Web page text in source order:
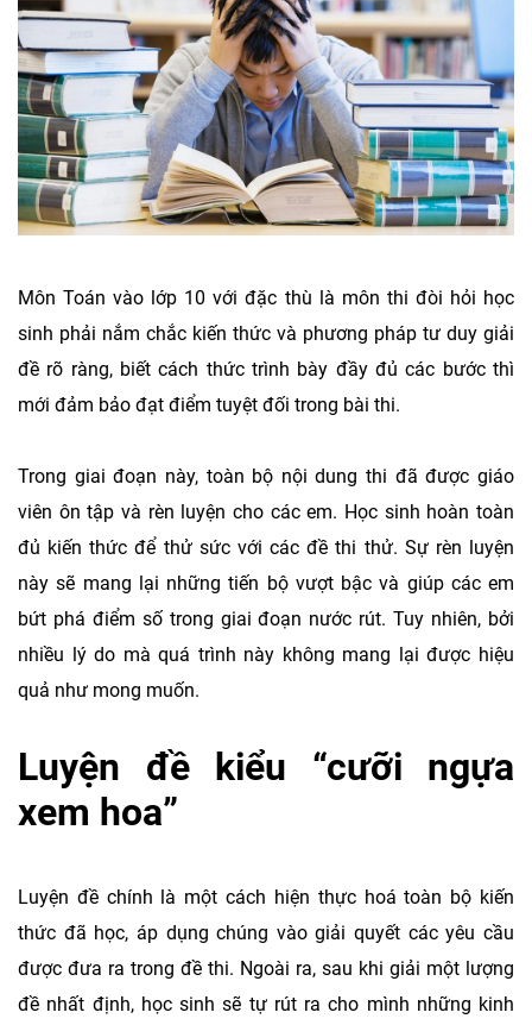
Môn Toán vào lớp 10 với đặc thù là môn thi đòi hỏi học
sinh phải nắm chắc kiến thức và phương pháp tư duy giải
đề rõ ràng, biết cách thức trình bày đầy đủ các bước thì
mới đảm bảo đạt điểm tuyệt đối trong bài thi.
Trong giai đoạn này, toàn bộ nội dung thi đã được giáo
viên ôn tập và rèn luyện cho các em. Học sinh hoàn toàn
đủ kiến thức để thử sức với các đề thi thử. Sự rèn luyện
này sẽ mang lại những tiến bộ vượt bậc và giúp các em
bứt phá điểm số trong giai đoạn nước rút. Tuy nhiên, bởi
nhiều lý do mà quá trình này không mang lại được hiệu
quả như mong muốn.
Luyện đề kiểu “cưỡi ngựa
xem hoa”
Luyện đề chính là một cách hiện thực hoá toàn bộ kiến
thức đã học, áp dụng chúng vào giải quyết các yêu cầu
được đưa ra trong đề thi. Ngoài ra, sau khi giải một lượng
đề nhất định, học sinh sẽ tự rút ra cho mình những kinh